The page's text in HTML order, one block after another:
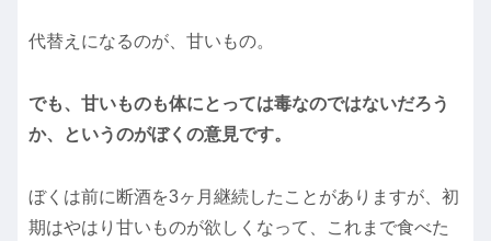
代替えになるのが、甘いもの。
でも、甘いものも体にとっては毒なのではないだろう
か、というのがぼくの意見です。
ぼくは前に断酒を3ヶ月継続したことがありますが、初
期はやはり甘いものが欲しくなって、これまで食べた